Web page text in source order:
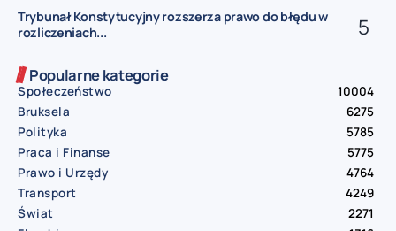
Trybunał Konstytucyjny rozszerza prawo do błędu w
rozliczeniach...
Popularne kategorie
Społeczeństwo
10004
Bruksela
6275
Polityka
5785
Praca i Finanse
5775
Prawo i Urzędy
4764
Transport
4249
Świat
2271